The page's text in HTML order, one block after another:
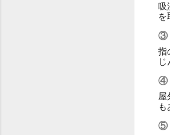
吸
を
③
指
④
屋
⑤